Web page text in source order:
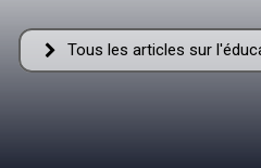
Tous les articles sur